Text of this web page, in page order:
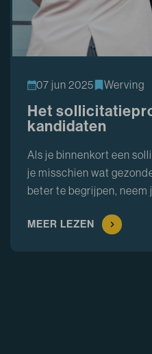
07 jun 2025 Werving
Het
kandidaten
Als je binnenkort een
je misschien wat
beter te begrijpen, neem
MEER LEZEN